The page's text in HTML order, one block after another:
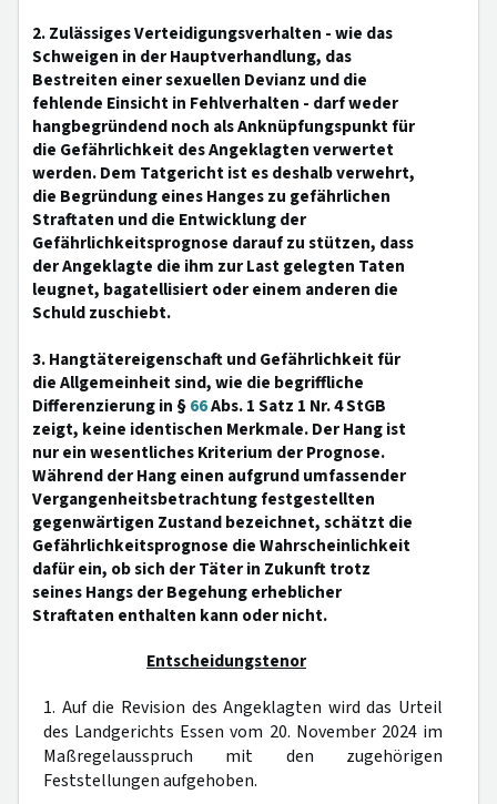
2. Zulässiges Verteidigungsverhalten - wie das
Schweigen in der Hauptverhandlung, das
Bestreiten einer sexuellen Devianz und die
fehlende Einsicht in Fehlverhalten - darf weder
hangbegründend noch als Anknüpfungspunkt für
die Gefährlichkeit des Angeklagten verwertet
werden. Dem Tatgericht ist es deshalb verwehrt,
die Begründung eines Hanges zu gefährlichen
Straftaten und die Entwicklung der
Gefährlichkeitsprognose darauf zu stützen, dass
der Angeklagte die ihm zur Last gelegten Taten
leugnet, bagatellisiert oder einem anderen die
Schuld zuschiebt.
3. Hangtätereigenschaft und Gefährlichkeit für
die Allgemeinheit sind, wie die begriffliche
Differenzierung in §66Abs. 1 Satz 1 Nr. 4 StGB
zeigt, keine identischen Merkmale. Der Hang ist
nur ein wesentliches Kriterium der Prognose.
Während der Hang einen aufgrund umfassender
Vergangenheitsbetrachtung festgestellten
gegenwärtigen Zustand bezeichnet, schätzt die
Gefährlichkeitsprognose die Wahrscheinlichkeit
dafür ein, ob sich der Täter in Zukunft trotz
seines Hangs der Begehung erheblicher
Straftaten enthalten kann oder nicht.
Entscheidungstenor
1. Auf die Revision des Angeklagten wird das Urteil
des Landgerichts Essen vom 20. November 2024 im
Maßregelausspruch mit den zugehörigen
Feststellungen aufgehoben.